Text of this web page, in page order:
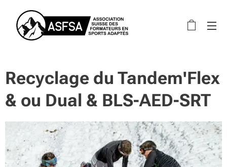
Recyclage du Tandem'Flex
& ou Dual & BLS-AED-SRT